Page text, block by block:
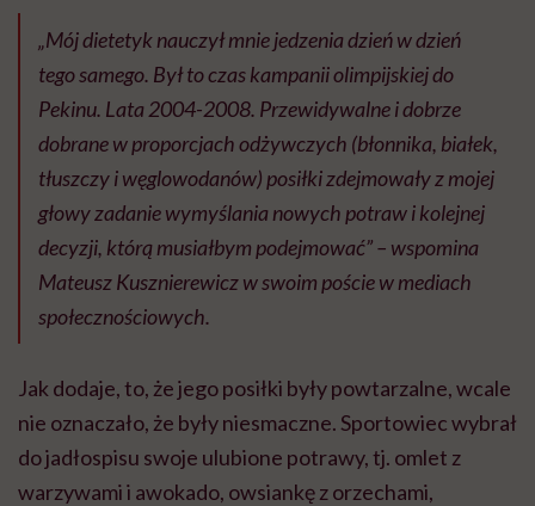
„Mój dietetyk nauczył mnie jedzenia dzień w dzień
tego samego. Był to czas kampanii olimpijskiej do
Pekinu. Lata 2004-2008. Przewidywalne i dobrze
dobrane w proporcjach odżywczych (błonnika, białek,
tłuszczy i węglowodanów) posiłki zdejmowały z mojej
głowy zadanie wymyślania nowych potraw i kolejnej
decyzji, którą musiałbym podejmować” – wspomina
Mateusz Kusznierewicz w swoim poście w mediach
społecznościowych.
Jak dodaje, to, że jego posiłki były powtarzalne, wcale
nie oznaczało, że były niesmaczne. Sportowiec wybrał
do jadłospisu swoje ulubione potrawy, tj. omlet z
warzywami i awokado, owsiankę z orzechami,